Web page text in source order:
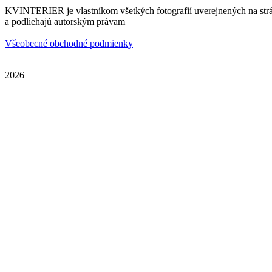
KVINTERIER je vlastníkom všetkých fotografií uverejnených na
a podliehajú autorským právam
Všeobecné obchodné podmienky
2026